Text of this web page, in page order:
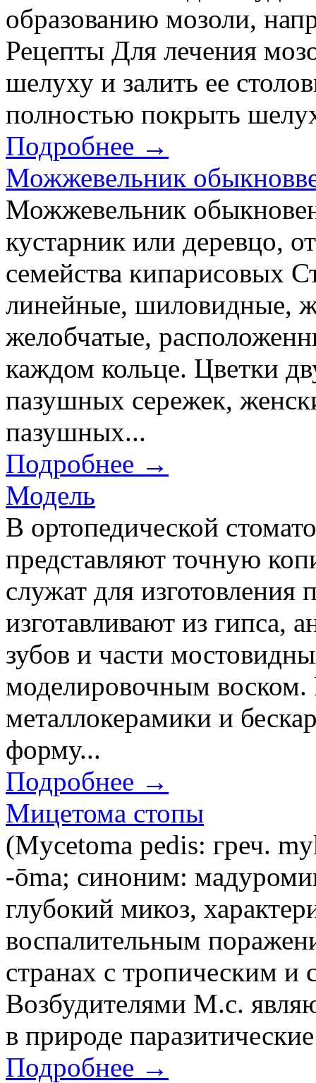
образованию мозоли,
Рецепты Для лечения
шелуху и залить ее
полностью покрыть
Подробнее →
Можжевельник
Можжевельник
кустарник или деревцо,
семейства кипарисовых
линейные, шиловидные,
желобчатые,
каждом кольце. Цветки
пазушных сережек,
пазушных...
Подробнее →
Модель
В ортопедической
представляют точную
служат для
изготавливают из гипса,
зубов и части
моделировочным воском.
металлокерамики и
форму...
Подробнее →
Мицетома стопы
(Mycetoma pedis: греч.
-ōma; синоним:
глубокий микоз,
воспалительным
странах с тропическим и
Возбудителями М.с.
в природе
Подробнее →